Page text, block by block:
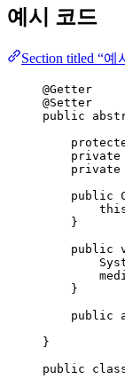
예시 코드
Section titled “예
@Getter
@Setter
public
private
private
public
}
public
}
public
}
public